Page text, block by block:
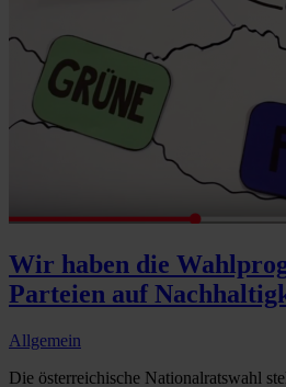
Wir haben die
Parteien auf
Allgemein
Die österreichische Nationalratswahl